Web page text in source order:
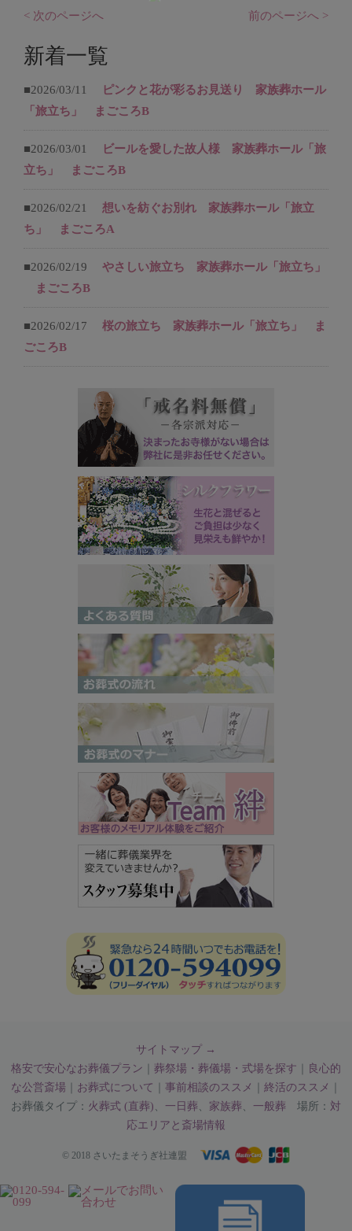
< 次のページへ 前のページへ >
新着一覧
■2026/03/11
ピンクと花が彩るお見送り 家族葬ホール
「旅立ち」 まごころB
■2026/03/01
ビールを愛した故人様 家族葬ホール「旅
立ち」 まごころB
■2026/02/21
想いを紡ぐお別れ 家族葬ホール「旅立
ち」 まごころA
■2026/02/19
やさしい旅立ち 家族葬ホール「旅立ち」
まごころB
■2026/02/17
桜の旅立ち 家族葬ホール「旅立ち」 ま
ごころB
サイトマップ →
格安で安心なお葬儀プラン
葬祭場・葬儀場・式場を探す
良心的
な公営斎場
お葬式について 事前相談のススメ 終活のススメ
お葬儀タイプ： 火葬式 (直葬) 一日葬 家族葬 一般葬 場所： 対
応エリアと斎場情報
© 2018 さいたまそうぎ社連盟